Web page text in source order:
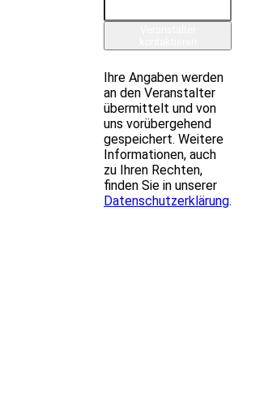
Ihre Angaben werden
an den Veranstalter
übermittelt und von
uns vorübergehend
gespeichert. Weitere
Informationen, auch
zu Ihren Rechten,
finden Sie in unserer
Datenschutzerklärung.